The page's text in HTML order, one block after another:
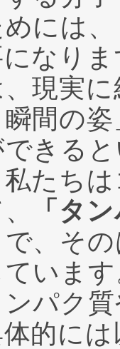
めには
なり
、現実
瞬間の
できる
たち
「タ
で、そ
ていま
ンパク
的には